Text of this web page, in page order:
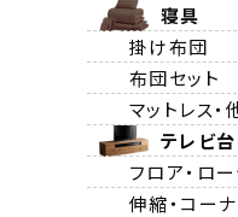
寝具
掛け布団
布団セット
マットレス・
テレビ台
フロア・ロ
伸縮・コー